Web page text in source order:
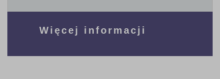
Więcej informacji